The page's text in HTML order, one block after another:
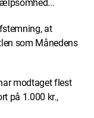
at
som Månedens
modtaget flest
på 1.000 kr.,